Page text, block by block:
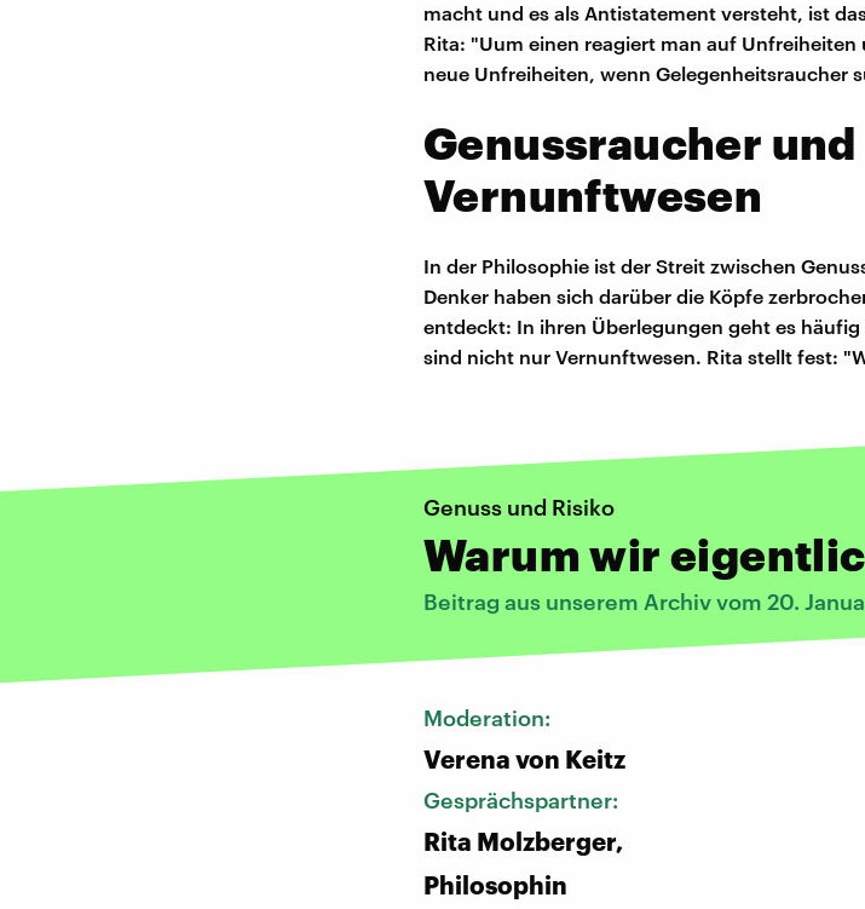
macht und es als Antistatement versteht, ist
Rita: "Uum einen reagiert man auf Unfreiheiten
neue Unfreiheiten, wenn Gelegenheitsraucher
Genussraucher und
Vernunftwesen
In der Philosophie ist der Streit zwischen
Denker haben sich darüber die Köpfe
entdeckt: In ihren Überlegungen geht es
sind nicht nur Vernunftwesen. Rita stellt fest:
Genuss und Risiko
Warum wir
Beitrag aus unserem Archiv vom 20.
Moderation:
Verena von Keitz
Gesprächspartner:
Rita Molzberger,
Philosophin